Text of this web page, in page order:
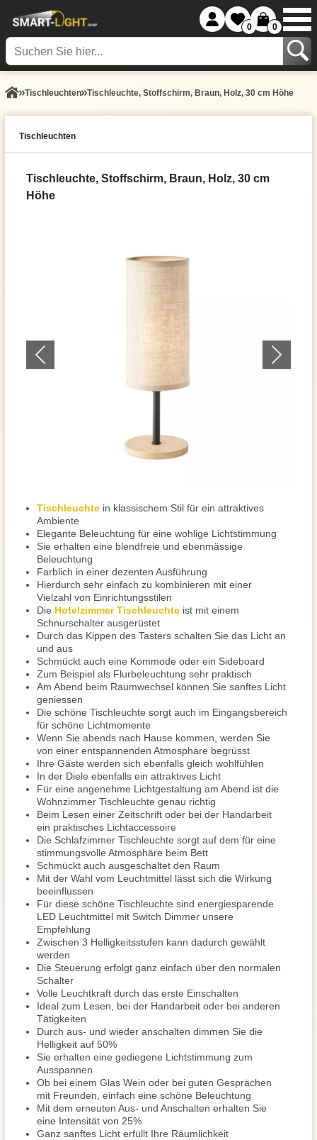
0 0
Tisch­leuchten Tischleuchte, Stoffschirm, Braun, Holz, 30 cm Höhe
Tisch­leuchten
Tischleuchte, Stoffschirm, Braun, Holz, 30 cm
Höhe
Tischleuchte in klassischem Stil für ein attraktives
Ambiente
Elegante Beleuchtung für eine wohlige Lichtstimmung
Sie erhalten eine blendfreie und ebenmässige
Beleuchtung
Farblich in einer dezenten Ausführung
Hierdurch sehr einfach zu kombinieren mit einer
Vielzahl von Einrichtungsstilen
Die Hotelzimmer Tischleuchte ist mit einem
Schnurschalter ausgerüstet
Durch das Kippen des Tasters schalten Sie das Licht an
und aus
Schmückt auch eine Kommode oder ein Sideboard
Zum Beispiel als Flurbeleuchtung sehr praktisch
Am Abend beim Raumwechsel können Sie sanftes Licht
geniessen
Die schöne Tischleuchte sorgt auch im Eingangsbereich
für schöne Lichtmomente
Wenn Sie abends nach Hause kommen, werden Sie
von einer entspannenden Atmosphäre begrüsst
Ihre Gäste werden sich ebenfalls gleich wohlfühlen
In der Diele ebenfalls ein attraktives Licht
Für eine angenehme Lichtgestaltung am Abend ist die
Wohnzimmer Tischleuchte genau richtig
Beim Lesen einer Zeitschrift oder bei der Handarbeit
ein praktisches Lichtaccessoire
Die Schlafzimmer Tischleuchte sorgt auf dem für eine
stimmungsvolle Atmosphäre beim Bett
Schmückt auch ausgeschaltet den Raum
Mit der Wahl vom Leuchtmittel lässt sich die Wirkung
beeinflussen
Für diese schöne Tischleuchte sind energiesparende
LED Leuchtmittel mit Switch Dimmer unsere
Empfehlung
Zwischen 3 Helligkeitsstufen kann dadurch gewählt
werden
Die Steuerung erfolgt ganz einfach über den normalen
Schalter
Volle Leuchtkraft durch das erste Einschalten
Ideal zum Lesen, bei der Handarbeit oder bei anderen
Tätigkeiten
Durch aus- und wieder anschalten dimmen Sie die
Helligkeit auf 50%
Sie erhalten eine gediegene Lichtstimmung zum
Ausspannen
Ob bei einem Glas Wein oder bei guten Gesprächen
mit Freunden, einfach eine schöne Beleuchtung
Mit dem erneuten Aus- und Anschalten erhalten Sie
eine Intensität von 25%
Ganz sanftes Licht erfüllt Ihre Räumlichkeit